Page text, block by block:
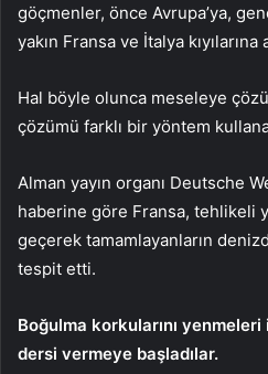
göçmenler, önce Avrupa’ya,
yakın Fransa ve İtalya kıyılarına
Hal böyle olunca meseleye
çözümü farklı bir yöntem
Alman yayın organı Deutsche
haberine göre Fransa, tehlikeli
geçerek tamamlayanların
tespit etti.
Boğulma korkularını
dersi vermeye başladılar.